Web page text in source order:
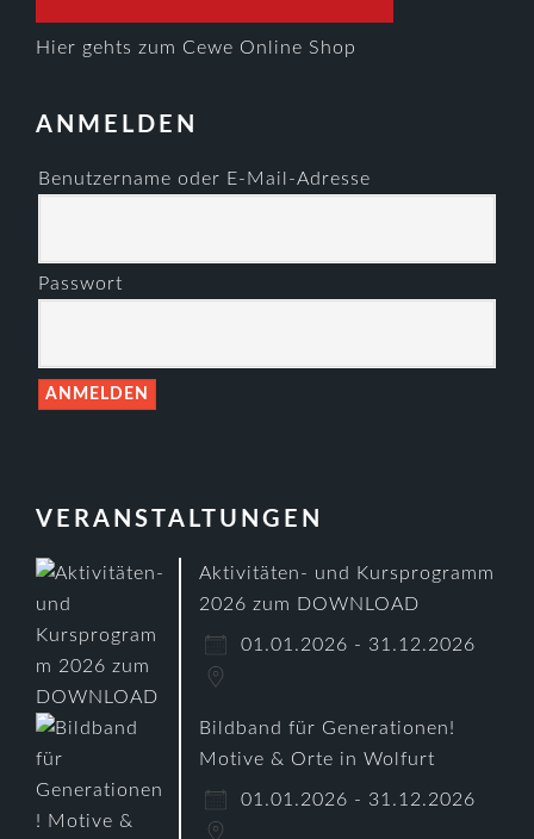
Hier gehts zum Cewe Online Shop
ANMELDEN
Benutzername oder E-Mail-Adresse
Passwort
VERANSTALTUNGEN
Aktivitäten- und Kursprogramm
2026 zum DOWNLOAD
01.01.2026 - 31.12.2026
Bildband für Generationen!
Motive & Orte in Wolfurt
01.01.2026 - 31.12.2026